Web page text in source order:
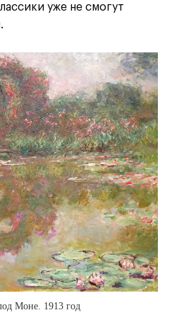
уже не смогут
Моне. 1913 год